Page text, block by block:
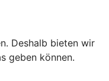
Deshalb bieten wir
geben können.